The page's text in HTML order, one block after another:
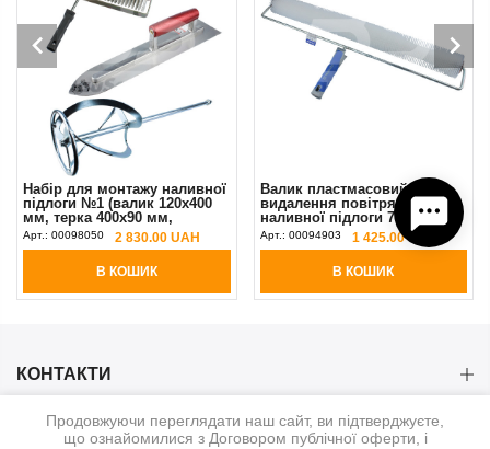
Набір для монтажу наливної
підлоги №1 (валик 120х400
мм, терка 400х90 мм,
накладки 2 шт, змішувач
135х600 мм)
Арт.: 00098050 2 830.00 UAH
В КОШИК
Валик пластмасовий для
видалення повітря з
наливної підлоги 75х700 мм
шип 17 мм Kubala
Арт.: 00094903 1 425.00 UAH
В КОШИК
КОНТАКТИ
КАТЕГОРІЇ
Продовжуючи переглядати наш сайт, ви підтверджуєте,
що ознайомилися з Договором публічної оферти, і